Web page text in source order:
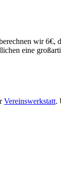
wir 6€,
eine
Vereinswerkstatt.